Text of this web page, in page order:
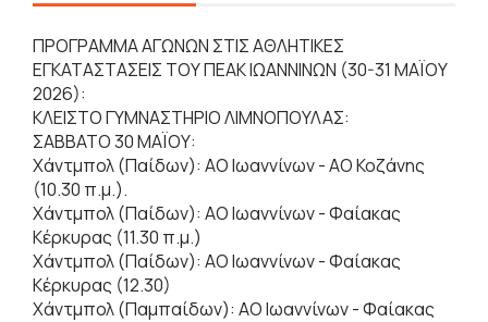
ΠΡΟΓΡΑΜΜΑ ΑΓΩΝΩΝ ΣΤΙΣ ΑΘΛΗΤΙΚΕΣ
ΕΓΚΑΤΑΣΤΑΣΕΙΣ ΤΟΥ ΠΕΑΚ ΙΩΑΝΝΙΝΩΝ (30-31 ΜΑΪΟΥ
2026):
ΚΛΕΙΣΤΟ ΓΥΜΝΑΣΤΗΡΙΟ ΛΙΜΝΟΠΟΥΛΑΣ:
ΣΑΒΒΑΤΟ 30 ΜΑΪΟΥ:
Χάντμπολ (Παίδων): AO Ιωαννίνων - ΑΟ Κοζάνης
(10.30 π.μ.).
Χάντμπολ (Παίδων): AO Ιωαννίνων - Φαίακας
Κέρκυρας (11.30 π.μ.)
Χάντμπολ (Παίδων): AO Ιωαννίνων - Φαίακας
Κέρκυρας (12.30)
Χάντμπολ (Παμπαίδων): AO Ιωαννίνων - Φαίακας